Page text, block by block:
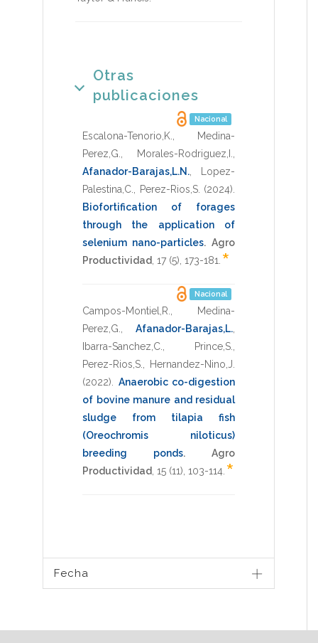
Otras
publicaciones
Nacional
Escalona-Tenorio,K.
Medina-
Perez,G.
Morales-Rodriguez,I.
Afanador-Barajas,L.N.
Lopez-
Palestina,C.
Perez-Rios,S. (2024)
Biofortification of forages
through the application of
selenium nano-particles. Agro
Productividad 17 (5), 173-181 *
Nacional
Campos-Montiel,R.
Medina-
Perez,G.
Afanador-Barajas,L.
Ibarra-Sanchez,C.
Prince,S.
Perez-Rios,S.
Hernandez-Nino,J.
(2022)
Anaerobic co-digestion
of bovine manure and residual
sludge from tilapia fish
(Oreochromis niloticus)
breeding ponds.
Agro
Productividad 15 (11), 103-114 *
Fecha